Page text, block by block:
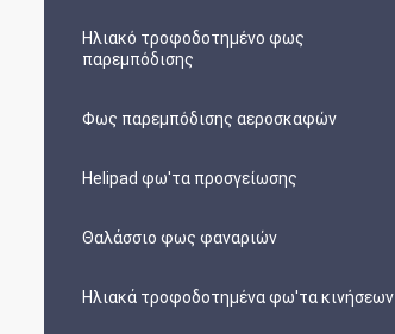
Ηλιακό τροφοδοτημένο φως
παρεμπόδισης
Φως παρεμπόδισης αεροσκαφών
Helipad φω'τα προσγείωσης
Θαλάσσιο φως φαναριών
Ηλιακά τροφοδοτημένα φω'τα κινήσεων